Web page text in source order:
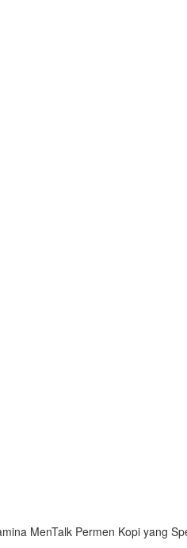
MenTalk Permen Kopi yang